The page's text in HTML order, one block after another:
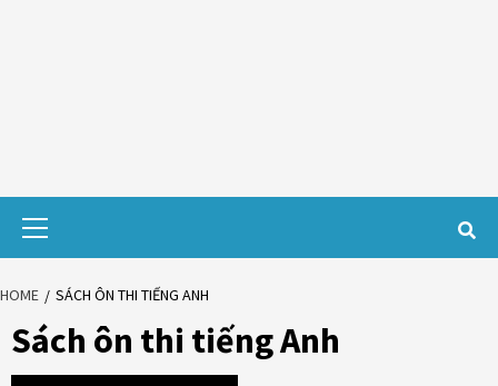
HOME SÁCH ÔN THI TIẾNG ANH
Sách ôn thi tiếng Anh